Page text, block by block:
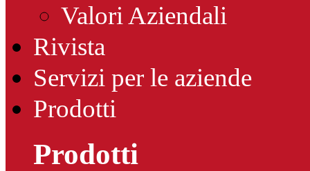
Valori Aziendali
Rivista
Servizi per le aziende
Prodotti
Prodotti